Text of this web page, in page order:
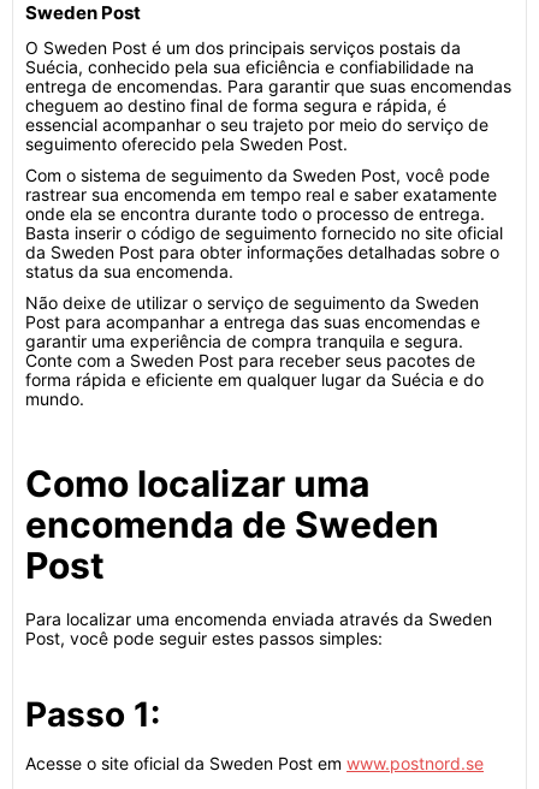
Sweden Post
O Sweden Post é um dos principais serviços postais da
Suécia, conhecido pela sua eficiência e confiabilidade na
entrega de encomendas. Para garantir que suas encomendas
cheguem ao destino final de forma segura e rápida, é
essencial acompanhar o seu trajeto por meio do serviço de
seguimento oferecido pela Sweden Post.
Com o sistema de seguimento da Sweden Post, você pode
rastrear sua encomenda em tempo real e saber exatamente
onde ela se encontra durante todo o processo de entrega.
Basta inserir o código de seguimento fornecido no site oficial
da Sweden Post para obter informações detalhadas sobre o
status da sua encomenda.
Não deixe de utilizar o serviço de seguimento da Sweden
Post para acompanhar a entrega das suas encomendas e
garantir uma experiência de compra tranquila e segura.
Conte com a Sweden Post para receber seus pacotes de
forma rápida e eficiente em qualquer lugar da Suécia e do
mundo.
Como localizar uma
encomenda de Sweden
Post
Para localizar uma encomenda enviada através da Sweden
Post, você pode seguir estes passos simples:
Passo 1:
Acesse o site oficial da Sweden Post em www.postnord.se